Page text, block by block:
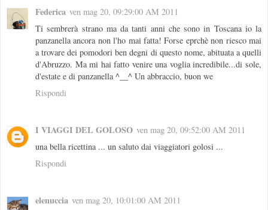
Federica ven mag 20, 09:29:00 AM 2011
Ti sembrerà strano ma da tanti anni che sono in Toscana io la
panzanella ancora non l'ho mai fatta! Forse eprchè non riesco mai
a trovare dei pomodori ben degni di questo nome, abituata a quelli
d'Abruzzo. Ma mi hai fatto venire una voglia incredibile...di sole,
d'estate e di panzanella ^__^ Un abbraccio, buon we
Rispondi
I VIAGGI DEL GOLOSO ven mag 20, 09:52:00 AM 2011
una bella ricettina ... un saluto dai viaggiatori golosi ...
Rispondi
elenuccia ven mag 20, 10:01:00 AM 2011